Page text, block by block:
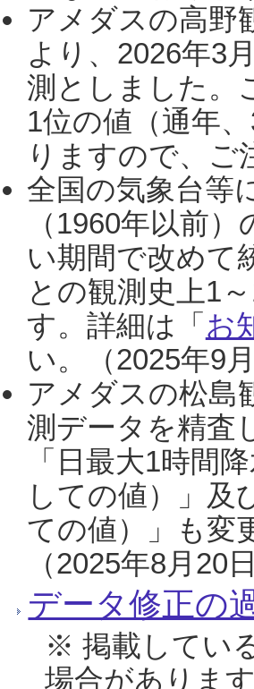
アメダスの高野
より、2026年3
測としました。
1位の値（通年
りますので、ご
全国の気象台等
（1960年以前
い期間で改めて
との観測史上1
す。詳細は「 お
い。（2025年9月
アメダスの松島
測データを精査
「日最大1時間
しての値）」及
ての値）」も変
（2025年8月20日
データ修正の
※ 掲載してい
場合がありま